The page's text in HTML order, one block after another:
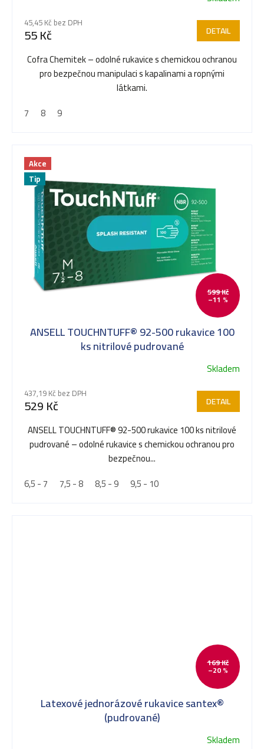
45,45 Kč bez DPH
55 Kč DETAIL
Cofra Chemitek – odolné rukavice s chemickou ochranou
pro bezpečnou manipulaci s kapalinami a ropnými
látkami.
7
8 9
Akce
Tip
599 Kč
–11 %
ANSELL TOUCHNTUFF® 92-500 rukavice 100
ks nitrilové pudrované
hodnocení
produktu
je
5,0
Skladem
437,19 Kč bez DPH
529 Kč DETAIL
ANSELL TOUCHNTUFF® 92-500 rukavice 100 ks nitrilové
pudrované – odolné rukavice s chemickou ochranou pro
bezpečnou...
6,5 - 7
7,5 - 8 8,5 - 9 9,5 - 10
169 Kč
–20 %
Latexové jednorázové rukavice santex®
(pudrované)
Skladem